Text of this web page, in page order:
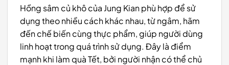
Hồng sâm củ khô của Jung Kian phù hợp để sử
dụng theo nhiều cách khác nhau, từ ngâm, hãm
đến chế biến cùng thực phẩm, giúp người dùng
linh hoạt trong quá trình sử dụng. Đây là điểm
mạnh khi làm quà Tết, bởi người nhận có thể chủ